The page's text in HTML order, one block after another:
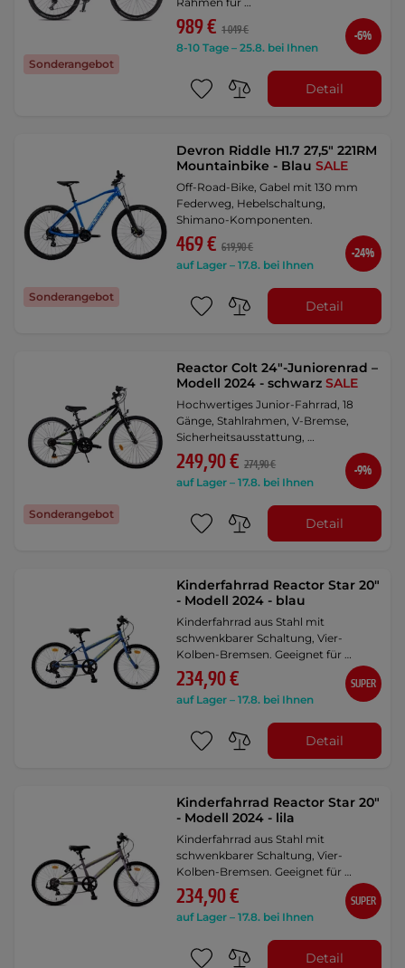
Sonderangebot
989 € 1 049 €
8-10 Tage – 25.8. bei Ihnen
-6%
Detail
Sonderangebot
Devron Riddle H1.7 27,5" 221RM
Mountainbike - BlauSALE
Off-Road-Bike, Gabel mit 130 mm
Federweg, Hebelschaltung,
Shimano-Komponenten.
469 € 619,90 €
auf Lager – 17.8. bei Ihnen
-24%
Detail
Sonderangebot
Reactor Colt 24"-Juniorenrad –
Modell 2024 - schwarzSALE
Hochwertiges Junior-Fahrrad, 18
Gänge, Stahlrahmen, V-Bremse,
Sicherheitsausstattung, …
249,90 € 274,90 €
auf Lager – 17.8. bei Ihnen
-9%
Detail
Kinderfahrrad Reactor Star 20"
- Modell 2024 - blau
Kinderfahrrad aus Stahl mit
schwenkbarer Schaltung, Vier-
Kolben-Bremsen. Geeignet für …
234,90 €
auf Lager – 17.8. bei Ihnen
SUPER
Detail
Kinderfahrrad Reactor Star 20"
- Modell 2024 - lila
Kinderfahrrad aus Stahl mit
schwenkbarer Schaltung, Vier-
Kolben-Bremsen. Geeignet für …
234,90 €
auf Lager – 17.8. bei Ihnen
SUPER
Detail